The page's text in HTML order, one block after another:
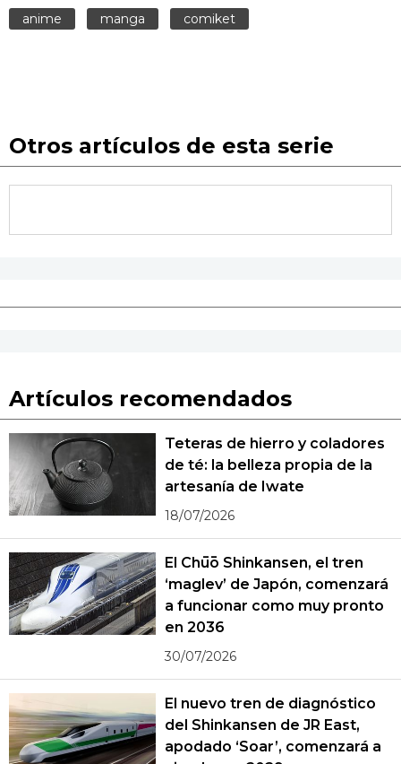
anime manga comiket
Otros artículos de esta serie
Artículos recomendados
Teteras de hierro y coladores
de té: la belleza propia de la
artesanía de Iwate
18/07/2026
El Chūō Shinkansen, el tren
‘maglev’ de Japón, comenzará
a funcionar como muy pronto
en 2036
30/07/2026
El nuevo tren de diagnóstico
del Shinkansen de JR East,
apodado ‘Soar’, comenzará a